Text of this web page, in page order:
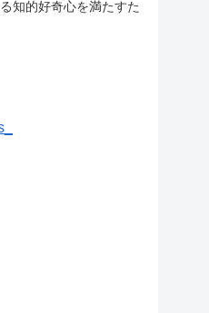
知的好奇心を満たすた